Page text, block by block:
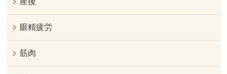
眼精疲労
筋肉